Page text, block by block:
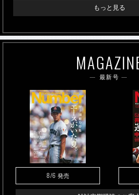
もっと見る
最新号
8/6 発売